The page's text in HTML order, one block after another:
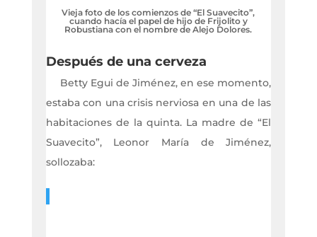
Vieja foto de los comienzos de “El Suavecito”,
cuando hacía el papel de hijo de Frijolito y
Robustiana con el nombre de Alejo Dolores.
Después de una cerveza
Betty Egui de Jiménez, en ese momento,
estaba con una crisis nerviosa en una de las
habitaciones de la quinta. La madre de “El
Suavecito”, Leonor María de Jiménez,
sollozaba: